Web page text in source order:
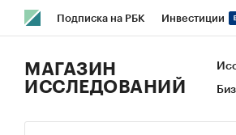
Подписка на РБК Инвестиции
Исследования Кредитные
МАГАЗИН
ИССЛЕДОВАНИЙ